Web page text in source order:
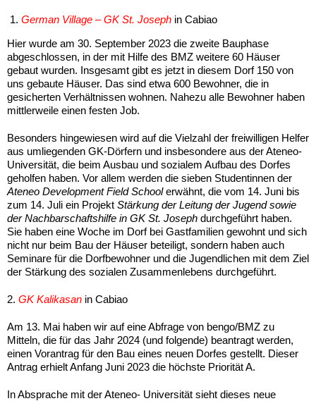
German Village – GK St. Joseph in Cabiao
Hier wurde am 30. September 2023 die zweite Bauphase
abgeschlossen, in der mit Hilfe des BMZ weitere 60 Häuser
gebaut wurden. Insgesamt gibt es jetzt in diesem Dorf 150 von
uns gebaute Häuser. Das sind etwa 600 Bewohner, die in
gesicherten Verhältnissen wohnen. Nahezu alle Bewohner haben
mittlerweile einen festen Job.
Besonders hingewiesen wird auf die Vielzahl der freiwilligen Helfer
aus umliegenden GK-Dörfern und insbesondere aus der Ateneo-
Universität, die beim Ausbau und sozialem Aufbau des Dorfes
geholfen haben. Vor allem werden die sieben Studentinnen der
Ateneo Development Field Schoolerwähnt, die vom 14. Juni bis
zum 14. Juli ein Projekt Stärkung der Leitung der Jugend sowie
der Nachbarschaftshilfe in GK St. Joseph durchgeführt haben.
Sie haben eine Woche im Dorf bei Gastfamilien gewohnt und sich
nicht nur beim Bau der Häuser beteiligt, sondern haben auch
Seminare für die Dorfbewohner und die Jugendlichen mit dem Ziel
der Stärkung des sozialen Zusammenlebens durchgeführt.
2. GK Kalikasan in Cabiao
Am 13. Mai haben wir auf eine Abfrage von bengo/BMZ zu
Mitteln, die für das Jahr 2024 (und folgende) beantragt werden,
einen Vorantrag für den Bau eines neuen Dorfes gestellt. Dieser
Antrag erhielt Anfang Juni 2023 die höchste Priorität A.
In Absprache mit der Ateneo- Universität sieht dieses neue